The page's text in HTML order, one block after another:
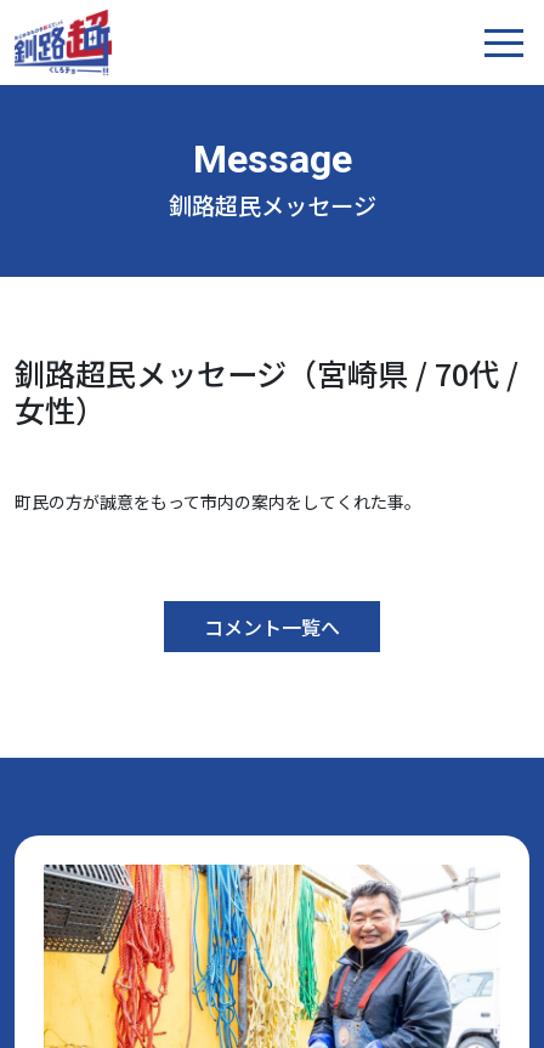
釧路超民メッセージ
釧路超民メッセージ（宮崎県 / 70代 /
女性）
町民の方が誠意をもって市内の案内をしてくれた事。
コメント一覧へ